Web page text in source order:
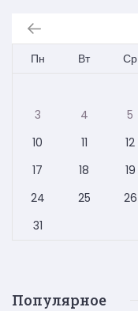
Пн
Вт Ср
3
4 5
10
11 12
17
18 19
24
25 26
31
Популярное